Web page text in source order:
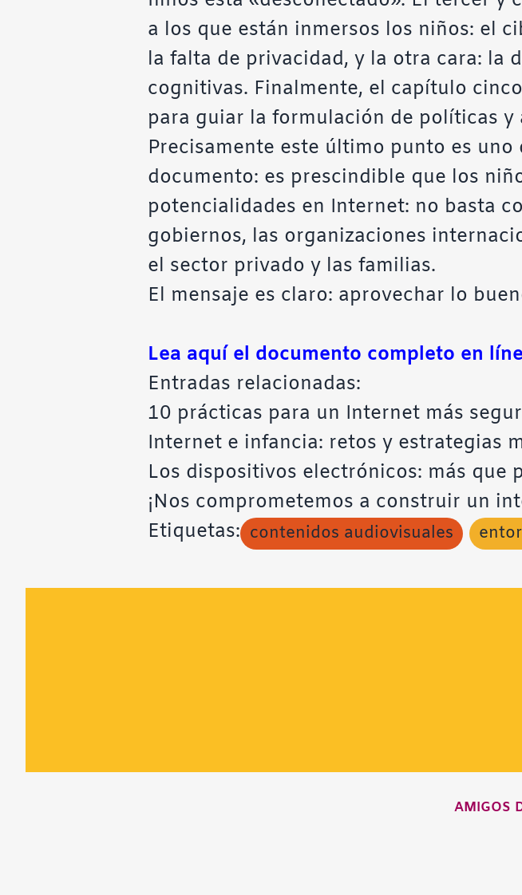
a los que están inmersos los niños: el
la falta de privacidad, y la otra cara: la
cognitivas. Finalmente, el capítulo
para guiar la formulación de políticas
Precisamente este último punto es
documento: es prescindible que los
potencialidades en Internet: no basta
gobiernos, las organizaciones
el sector privado y las familias.
El mensaje es claro: aprovechar lo
Lea aquí el documento completo en
Entradas relacionadas:
10 prácticas para un Internet más
Internet e infancia: retos y estrategias
Los dispositivos electrónicos: más que
¡Nos comprometemos a construir un
Etiquetas: contenidos audiovisuales
AMIGOS